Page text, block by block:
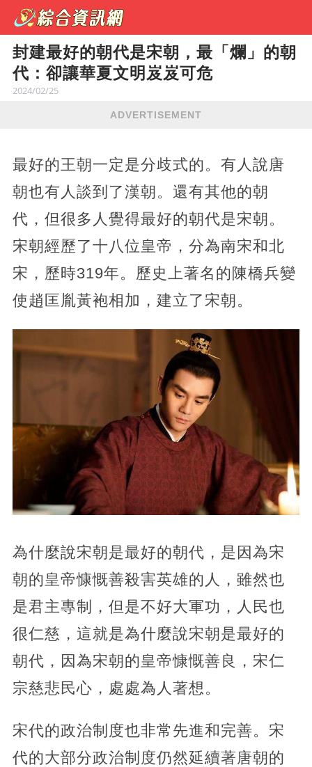
封建最好的朝代是宋朝，最「爛」的朝
代：卻讓華夏文明岌岌可危
2024/02/25
ADVERTISEMENT
最好的王朝一定是分歧式的。有人說唐
朝也有人談到了漢朝。還有其他的朝
代，但很多人覺得最好的朝代是宋朝。
宋朝經歷了十八位皇帝，分為南宋和北
宋，歷時319年。歷史上著名的陳橋兵變
使趙匡胤黃袍相加，建立了宋朝。
為什麼說宋朝是最好的朝代，是因為宋
朝的皇帝慷慨善殺害英雄的人，雖然也
是君主專制，但是不好大軍功，人民也
很仁慈，這就是為什麼說宋朝是最好的
朝代，因為宋朝的皇帝慷慨善良，宋仁
宗慈悲民心，處處為人著想。
宋代的政治制度也非常先進和完善。宋
代的大部分政治制度仍然延續著唐朝的